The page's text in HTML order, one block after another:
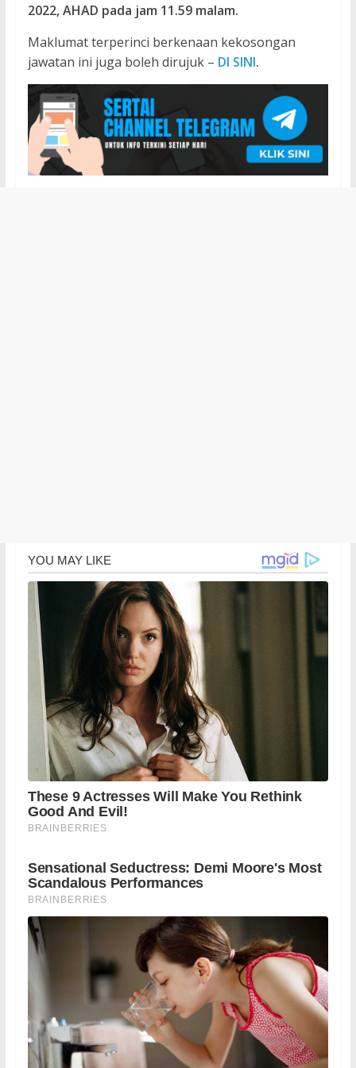
2022, AHAD pada jam 11.59 malam.
Maklumat terperinci berkenaan kekosongan
jawatan ini juga boleh dirujuk – DI SINI.